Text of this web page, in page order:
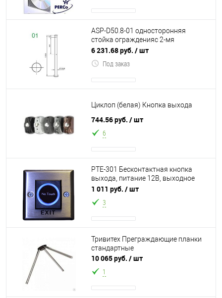
ASP-D50.8-01 односторонняя
стойка огражденияс 2-мя
отверстиями из нержавеющей
6 231.68 руб. / шт
Под заказ
Циклоп (белая) Кнопка выхода
744.56 руб. / шт
6
PTE-301 Бесконтактная кнопка
выхода, питание 12В, выходное
реле полная группа
1 011 руб. / шт
3
Тривитех Преграждающие планки
стандартные
10 065 руб. / шт
1